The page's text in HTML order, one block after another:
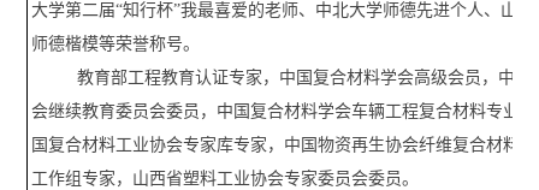
大学第二届“知行杯”我最喜爱的老师、中北大学师德先进个人、山
师德楷模等荣誉称号。
教育部工程教育认证专家，中国复合材料学会高级会员，中国
会继续教育委员会委员，中国复合材料学会车辆工程复合材料专业
国复合材料工业协会专家库专家，中国物资再生协会纤维复合材料
工作组专家，山西省塑料工业协会专家委员会委员。